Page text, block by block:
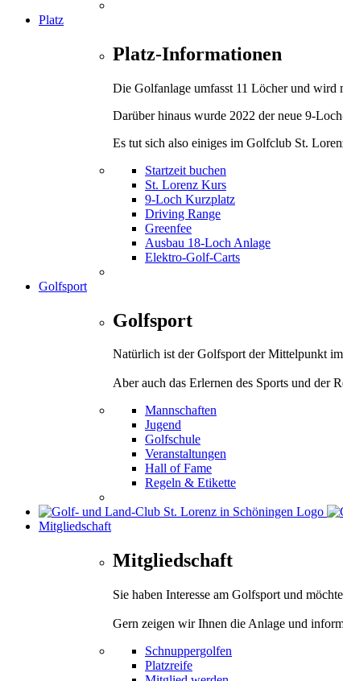
Platz
Platz-Informationen
Die Golfanlage umfasst 11 Löcher und wird
Darüber hinaus wurde 2022 der neue 9-
Es tut sich also einiges im Golfclub St.
Startzeit buchen
St. Lorenz Kurs
9-Loch Kurzplatz
Driving Range
Greenfee
Ausbau 18-Loch Anlage
Elektro-Golf-Carts
Golfsport
Golfsport
Natürlich ist der Golfsport der Mittelpunkt
Aber auch das Erlernen des Sports und der
Mannschaften
Jugend
Golfschule
Veranstaltungen
Hall of Fame
Regeln & Etikette
Mitgliedschaft
Mitgliedschaft
Sie haben Interesse am Golfsport und
Gern zeigen wir Ihnen die Anlage und
Schnuppergolfen
Platzreife